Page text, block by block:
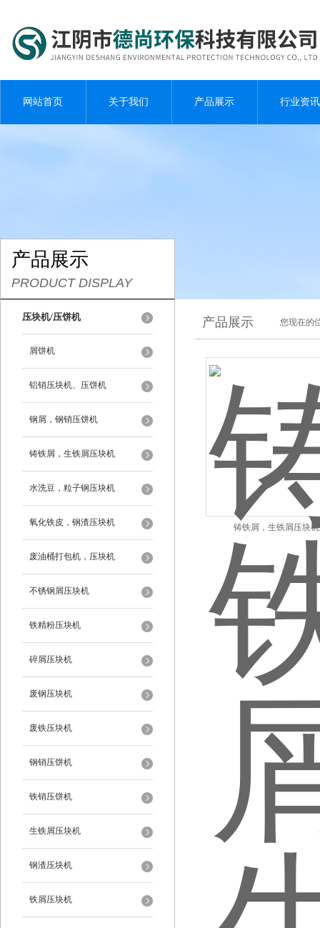
网站首页 关于我们 产品展示 行业资讯
产品展示
PRODUCT DISPLAY
压块机/压饼机
屑饼机
铝销压块机、压饼机
钢屑，钢销压饼机
铸铁屑，生铁屑压块机
水洗豆，粒子钢压块机
氧化铁皮，钢渣压块机
废油桶打包机，压块机
不锈钢屑压块机
铁精粉压块机
碎屑压块机
废钢压块机
废铁压块机
钢销压饼机
铁销压饼机
生铁屑压块机
钢渣压块机
铁屑压块机
产品展示 您现在的
铸铁屑，生铁屑压块